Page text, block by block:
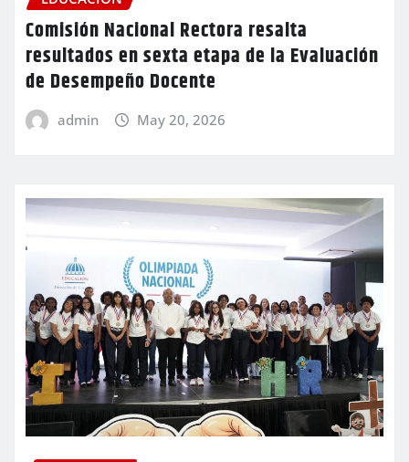
Comisión Nacional Rectora resalta
resultados en sexta etapa de la Evaluación
de Desempeño Docente
admin May 20, 2026